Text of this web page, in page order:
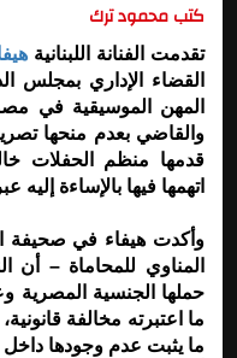
كتب محمود ترك
تقدمت الفنانة اللبنانية
القضاء الإداري بمجلس
والقاضي بعدم منحها
قدمها منظم الحفلات
اتهمها فيها بالإساءة
وأكدت هيفاء في صحيفة
المناوي للمحاماة – أن
حملها الجنسية المصرية
ما اعتبرته مخالفة
ما يثبت عدم وجودها داخل